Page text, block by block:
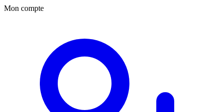
Mon compte